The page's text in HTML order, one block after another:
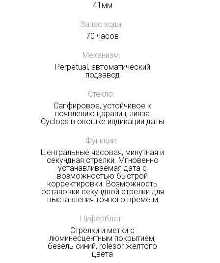
41мм
Запас хода:
70 часов
Механизм:
Perpetual, автоматический
подзавод
Стекло:
Сапфировое, устойчивое к
появлению царапин, линза
Cyclops в окошке индикации даты
Функции:
Центральные часовая, минутная и
секундная стрелки. Мгновенно
устанавливаемая дата с
возможностью быстрой
корректировки. Возможность
остановки секундной стрелки для
выставления точного времени
Циферблат:
Стрелки и метки с
люминесцентным покрытием,
безель синий, rolesor желтого
цвета